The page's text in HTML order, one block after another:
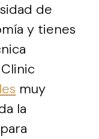
de
y tienes
muy
la